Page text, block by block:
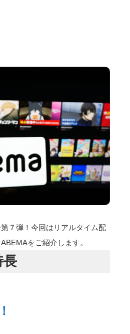
７弾！今回はリアルタイム配
をご紹介します。
長